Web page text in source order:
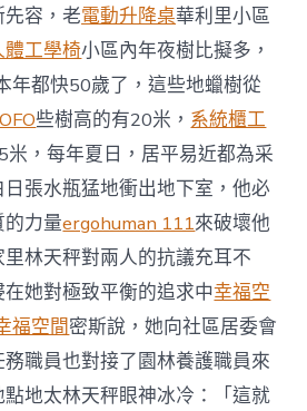
容，老電動升降桌華利里小區
體工學椅小區內年夜樹比擬多，
年都快50歲了，這些地蠟樹從
些樹高的有20米， 系統櫃工
米，每年夏日，居平易近都為采
張水瓶猛地衝出地下室，他必
的力量ergohuman 111來破壞他
林天秤對兩人的抗議充耳不
她對極致平衡的追求中幸福空
福空間密斯說，她向社區居委會
職員也對接了園林養護職員來
地太林天秤眼神冰冷：「這就